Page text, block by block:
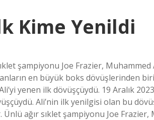
Kime Yenildi
şampiyonu Joe Frazier, Muhammed
en büyük boks dövüşlerinden
yenen ilk dövüşçüydü. 19 Aralık
Ali’nin ilk yenilgisi olan bu
ağır sıklet şampiyonu Joe Frazier,